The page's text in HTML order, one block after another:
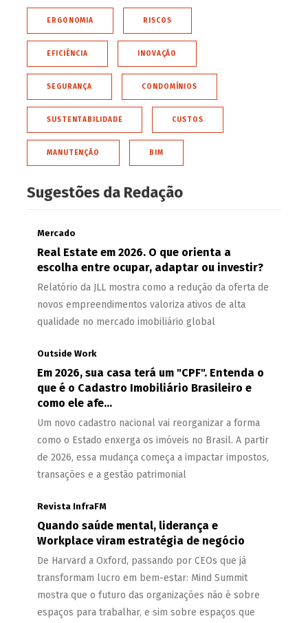
ERGONOMIA RISCOS
EFICIÊNCIA INOVAÇÃO
SEGURANÇA CONDOMÍNIOS
SUSTENTABILIDADE CUSTOS
MANUTENÇÃO BIM
Sugestões da Redação
Mercado
Real Estate em 2026. O que orienta a
escolha entre ocupar, adaptar ou investir?
Relatório da JLL mostra como a redução da oferta de
novos empreendimentos valoriza ativos de alta
qualidade no mercado imobiliário global
Outside Work
Em 2026, sua casa terá um "CPF". Entenda o
que é o Cadastro Imobiliário Brasileiro e
como ele afe...
Um novo cadastro nacional vai reorganizar a forma
como o Estado enxerga os imóveis no Brasil. A partir
de 2026, essa mudança começa a impactar impostos,
transações e a gestão patrimonial
Revista InfraFM
Quando saúde mental, liderança e
Workplace viram estratégia de negócio
De Harvard a Oxford, passando por CEOs que já
transformam lucro em bem-estar: Mind Summit
mostra que o futuro das organizações não é sobre
espaços para trabalhar, e sim sobre espaços que